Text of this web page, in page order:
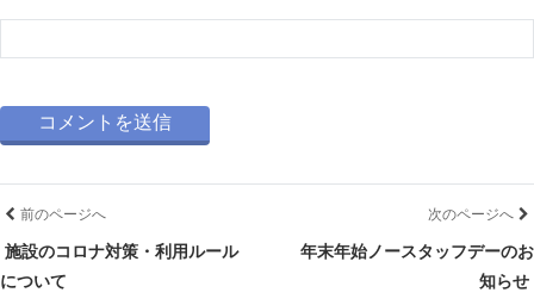
前のページへ
施設のコロナ対策・利用ルール
について
次のページへ
年末年始ノースタッフデーのお
知らせ